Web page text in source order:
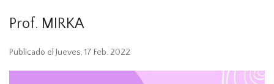
Prof. MIRKA
Publicado el Jueves, 17 Feb. 2022